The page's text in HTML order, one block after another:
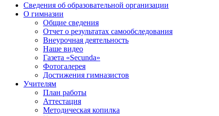
Сведения об образовательной организации
О гимназии
Общие сведения
Отчет о результатах самообследования
Внеурочная деятельность
Наше видео
Газета «Secunda»
Фотогалерея
Достижения гимназистов
Учителям
План работы
Аттестация
Методическая копилка